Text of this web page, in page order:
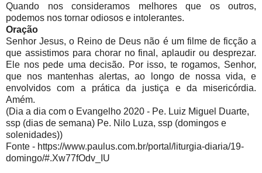
Quando nos consideramos melhores que os outros,
podemos nos tornar odiosos e intolerantes.
Oração
Senhor Jesus, o Reino de Deus não é um filme de ficção a
que assistimos para chorar no final, aplaudir ou desprezar.
Ele nos pede uma decisão. Por isso, te rogamos, Senhor,
que nos mantenhas alertas, ao longo de nossa vida, e
envolvidos com a prática da justiça e da misericórdia.
Amém.
(Dia a dia com o Evangelho 2020 - Pe. Luiz Miguel Duarte,
ssp (dias de semana) Pe. Nilo Luza, ssp (domingos e
solenidades))
Fonte - https://www.paulus.com.br/portal/liturgia-diaria/19-
domingo/#.Xw77fOdv_IU